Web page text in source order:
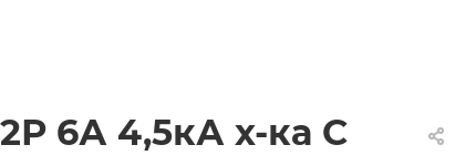
6А 4,5кА х-ка С